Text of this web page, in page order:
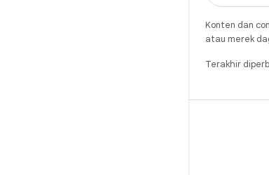
Konten dan
atau merek
Terakhir